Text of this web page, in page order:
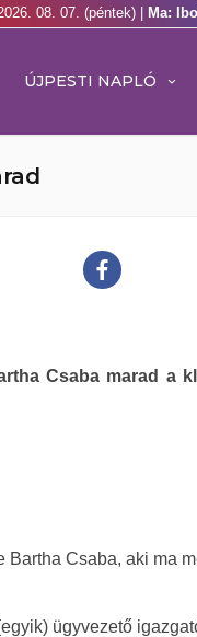
08. 07. (péntek) | Ma:
ÚJPESTI NAPLÓ
Csaba marad a
Bartha Csaba, aki ma
ügyvezető